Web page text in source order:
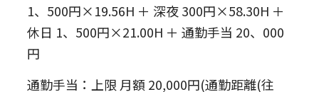
1、500円×19.56H ＋ 深夜 300円×58.30H ＋
休日 1、500円×21.00H ＋ 通勤手当 20、000
円
通勤手当：上限 月額 20,000円(通勤距離(往